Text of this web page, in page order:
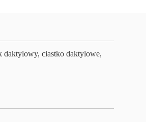
daktylowy, ciastko daktylowe,